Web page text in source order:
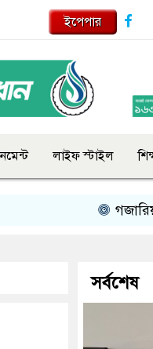
ইপেপার
লাইফ স্টাইল
গজারিয়ায়
সর্বশেষ